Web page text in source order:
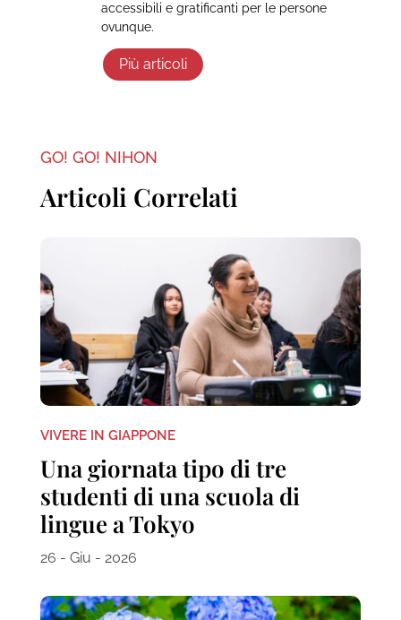
accessibili e gratificanti per le persone
ovunque.
Più articoli
GO! GO! NIHON
Articoli Correlati
VIVERE IN GIAPPONE
Una giornata tipo di tre
studenti di una scuola di
lingue a Tokyo
26 - Giu - 2026